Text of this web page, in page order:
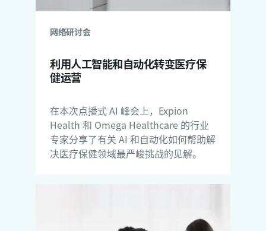
网络研讨会
利用人工智能和自动化转变医疗保
健运营
在本次点播式 AI 峰会上，Expion
Health 和 Omega Healthcare 的行业
专家分享了有关 AI 和自动化如何帮助解
决医疗保健领域最严峻挑战的见解。